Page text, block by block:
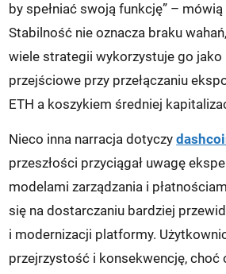
by spełniać swoją funkcję” –
Stabilność nie oznacza braku
wiele strategii wykorzystuje go jako
przejściowe przy przełączaniu
ETH a koszykiem średniej
Nieco inna narracja dotyczy
przeszłości przyciągał uwagę
modelami zarządzania i
się na dostarczaniu bardziej
i modernizacji platformy.
przejrzystość i konsekwencję, choć